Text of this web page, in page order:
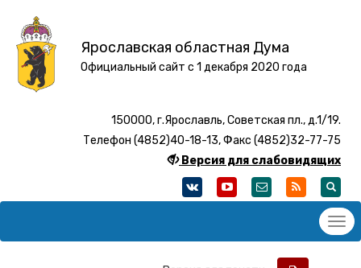
Ярославская областная Дума
Официальный сайт с 1 декабря 2020 года
150000, г.Ярославль, Советская пл., д.1/19.
Телефон (4852)40-18-13, Факс (4852)32-77-75
Версия для слабовидящих